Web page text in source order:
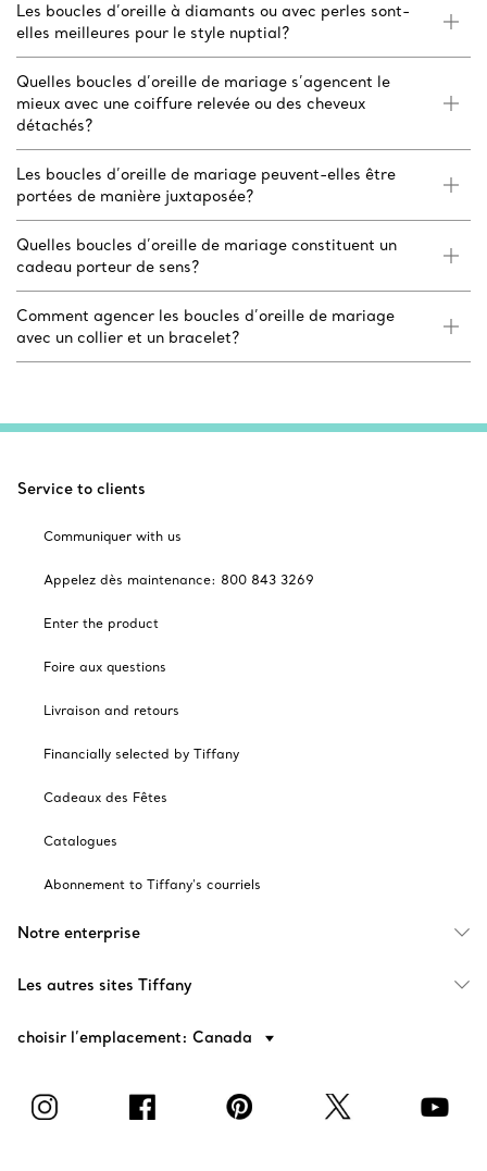
Les boucles d’oreille à diamants ou avec perles sont-
elles meilleures pour le style nuptial?
Quelles boucles d’oreille de mariage s’agencent le
mieux avec une coiffure relevée ou des cheveux
détachés?
Les boucles d’oreille de mariage peuvent-elles être
portées de manière juxtaposée?
Quelles boucles d’oreille de mariage constituent un
cadeau porteur de sens?
Comment agencer les boucles d’oreille de mariage
avec un collier et un bracelet?
Service to clients
Communiquer with us
Appelez dès maintenance: 800 843 3269
Enter the product
Foire aux questions
Livraison and retours
Financially selected by Tiffany
Cadeaux des Fêtes
Catalogues
Abonnement to Tiffany's courriels
Notre enterprise
Les autres sites Tiffany
choisir l’emplacement: Canada